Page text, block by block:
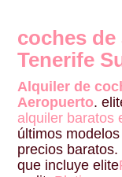
coches
Tenerife
Alquiler de
Aeropuerto.
alquiler baratos
últimos
precios
que incluye elite